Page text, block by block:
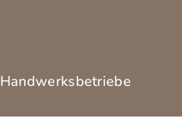
Handwerksbetriebe